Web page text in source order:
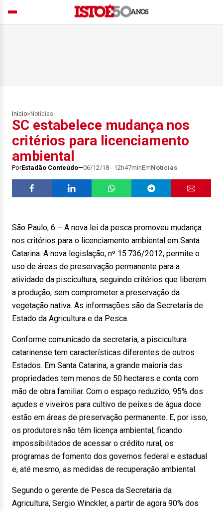
Início> Notícias
SC estabelece mudança nos
critérios para licenciamento
ambiental
PorEstadão Conteúdo 06/12/18 - 12h47minEmNotícias
São Paulo, 6 – A nova lei da pesca promoveu mudança
nos critérios para o licenciamento ambiental em Santa
Catarina. A nova legislação, nº 15.736/2012, permite o
uso de áreas de preservação permanente para a
atividade da piscicultura, seguindo critérios que liberem
a produção, sem comprometer a preservação da
vegetação nativa. As informações são da Secretaria de
Estado da Agricultura e da Pesca.
Conforme comunicado da secretaria, a piscicultura
catarinense tem características diferentes de outros
Estados. Em Santa Catarina, a grande maioria das
propriedades tem menos de 50 hectares e conta com
mão de obra familiar. Com o espaço reduzido, 95% dos
açudes e viveiros para cultivo de peixes de água doce
estão em áreas de preservação permanente. E, por isso,
os produtores não têm licença ambiental, ficando
impossibilitados de acessar o crédito rural, os
programas de fomento dos governos federal e estadual
e, até mesmo, as medidas de recuperação ambiental.
Segundo o gerente de Pesca da Secretaria da
Agricultura, Sergio Winckler, a partir de agora 90% dos